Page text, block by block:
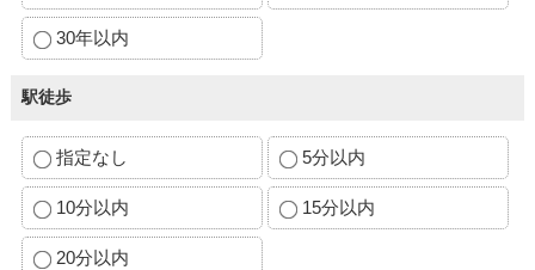
30年以内
駅徒歩
指定なし 5分以内
10分以内 15分以内
20分以内